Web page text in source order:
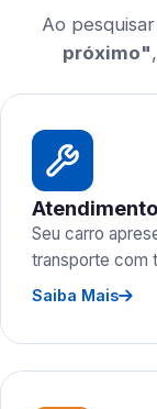
Ao
próximo"
Seu carro
transporte com
Saiba Mais